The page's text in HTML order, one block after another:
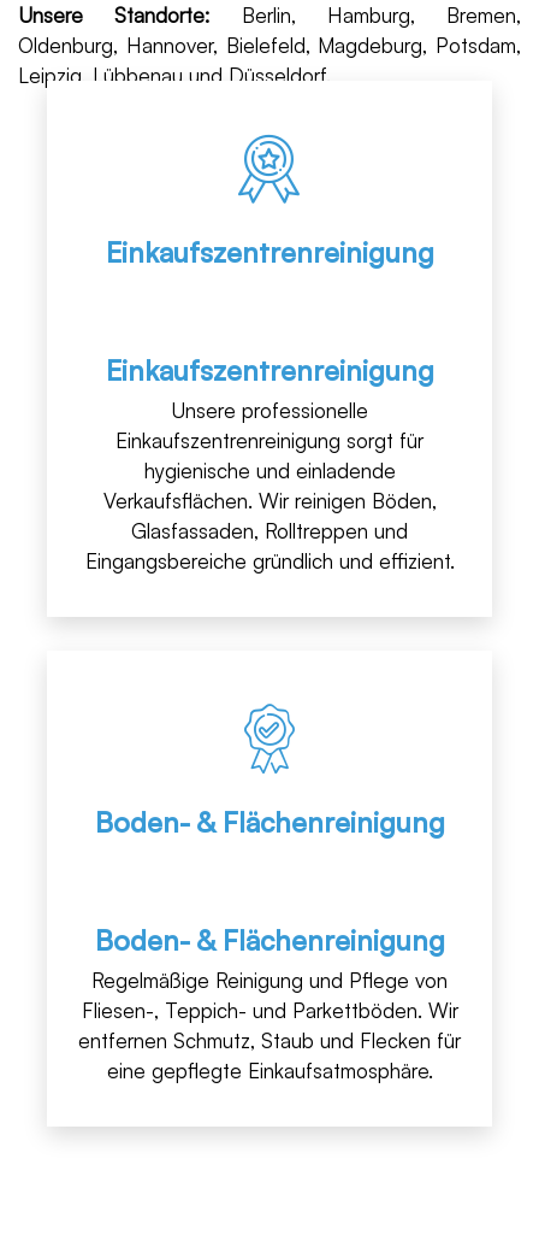
Unsere Standorte: Berlin, Hamburg, Bremen,
Oldenburg, Hannover, Bielefeld, Magdeburg, Potsdam,
Leipzig, Lübbenau und Düsseldorf.
Einkaufszentrenreinigung
Einkaufszentrenreinigung
Unsere professionelle
Einkaufszentrenreinigung sorgt für
hygienische und einladende
Verkaufsflächen. Wir reinigen Böden,
Glasfassaden, Rolltreppen und
Eingangsbereiche gründlich und effizient.
Boden- & Flächenreinigung
Boden- & Flächenreinigung
Regelmäßige Reinigung und Pflege von
Fliesen-, Teppich- und Parkettböden. Wir
entfernen Schmutz, Staub und Flecken für
eine gepflegte Einkaufsatmosphäre.